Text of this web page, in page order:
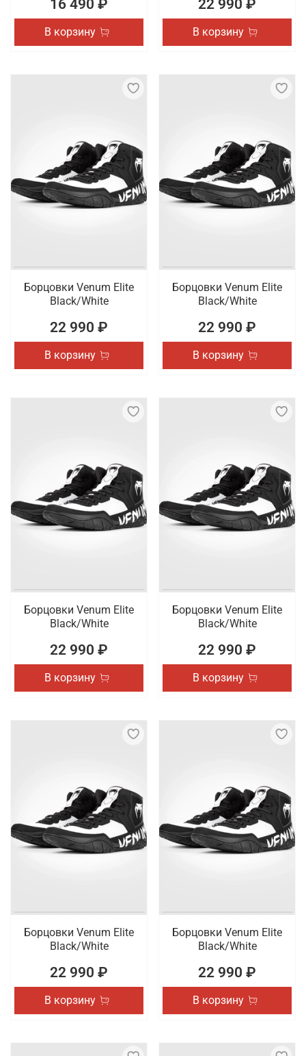
16 490 ₽
В корзину
22 990 ₽
В корзину
Борцовки Venum Elite
Black/White
22 990 ₽
В корзину
Борцовки Venum Elite
Black/White
22 990 ₽
В корзину
Борцовки Venum Elite
Black/White
22 990 ₽
В корзину
Борцовки Venum Elite
Black/White
22 990 ₽
В корзину
Борцовки Venum Elite
Black/White
22 990 ₽
В корзину
Борцовки Venum Elite
Black/White
22 990 ₽
В корзину